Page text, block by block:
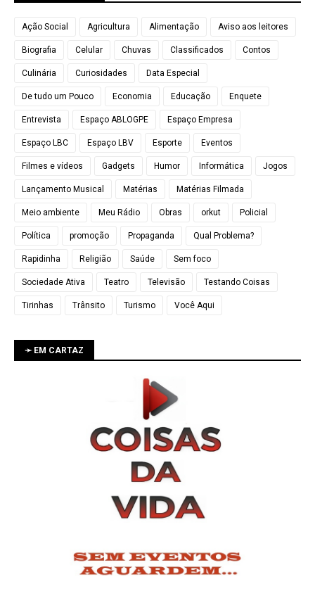
Ação Social Agricultura Alimentação Aviso aos leitores
Biografia Celular Chuvas Classificados Contos
Culinária Curiosidades Data Especial
De tudo um Pouco Economia Educação Enquete
Entrevista Espaço ABLOGPE Espaço Empresa
Espaço LBC Espaço LBV Esporte Eventos
Filmes e vídeos Gadgets Humor Informática Jogos
Lançamento Musical Matérias Matérias Filmada
Meio ambiente Meu Rádio Obras orkut Policial
Política promoção Propaganda Qual Problema?
Rapidinha Religião Saúde Sem foco
Sociedade Ativa Teatro Televisão Testando Coisas
Tirinhas Trânsito Turismo Você Aqui
➛ EM CARTAZ